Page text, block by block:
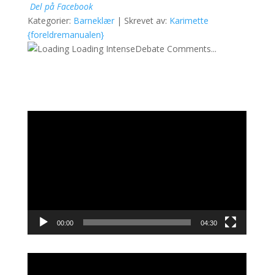
Del på Facebook
Kategorier: Barneklær| Skrevet av: Karimette
{foreldremanualen}
Loading IntenseDebate Comments...
00:00 04:30